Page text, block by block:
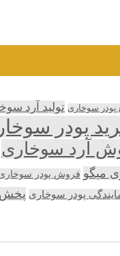
پودر سوخاری تولید آرد
پودر
آرد سوخاری
میگو فروش پودر سوخاری
پودر سوخاری پخش